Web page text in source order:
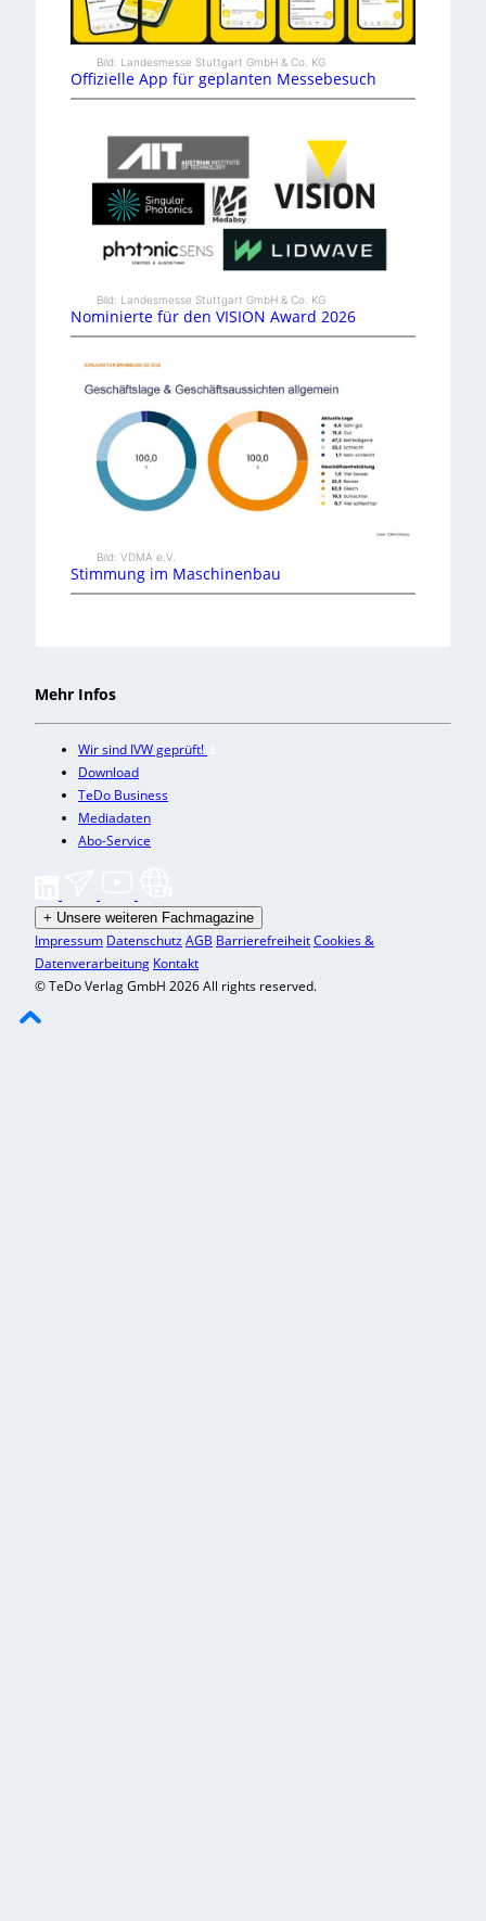
Bild: Landesmesse Stuttgart GmbH & Co. KG
Offizielle App für geplanten Messebesuch
Bild: Landesmesse Stuttgart GmbH & Co. KG
Nominierte für den VISION Award 2026
Bild: VDMA e.V.
Stimmung im Maschinenbau
Mehr Infos
Wir sind IVW geprüft!
Download
TeDo Business
Mediadaten
Abo-Service
+ Unsere weiteren Fachmagazine
Impressum DatenschutzAGB BarrierefreiheitCookies &
Datenverarbeitung Kontakt
© TeDo Verlag GmbH 2026 All rights reserved.